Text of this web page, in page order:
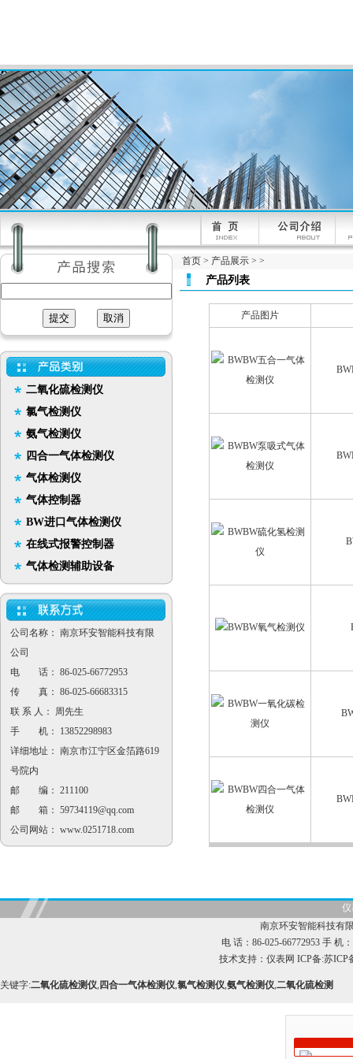
二氧化硫检测仪
氯气检测仪
氨气检测仪
四合一气体检测仪
气体检测仪
气体控制器
BW进口气体检测仪
在线式报警控制器
气体检测辅助设备
公司名称： 南京环安智能科技有限
公司
电 话： 86-025-66772953
传 真： 86-025-66683315
联 系 人： 周先生
手 机： 13852298983
详细地址： 南京市江宁区金箔路619
号院内
邮 编： 211100
邮 箱： 59734119@qq.com
公司网站： www.0251718.com
首页 > 产品展示 > >
产品列表
产品图片
南京环安智能科技有
电 话：86-025-66772953 手 机
技术支持： 仪表网 ICP备:苏ICP
关键字:二氧化硫检测仪, 四合一气体检测仪,氯气检测仪,氨气检测仪,二氧化硫检测